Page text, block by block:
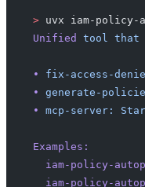
> uvx iam-policy-
Unified
tool that
• fix-access-
•
generate-
•
mcp-server:
Examples:
iam-policy-
iam-policy-